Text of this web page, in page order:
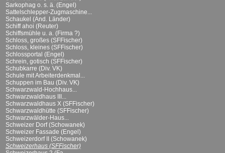
Sarkophag o. s. ä. (Engel)
Sattelschlepper-Zugmaschine...
Schaukel (And. Länder)
Schiff ahoi (Reuter)
Schiffsmühle u. a. (Firma ?)
Schloss, großes (SFFischer)
Schloss, kleines (SFFischer)
Schlossportal (Engel)
Schrein, gotisch (SFFischer)
Schubkarre (Div. VK)
Schule mit Arbeiterdenkmal...
Schuppen im Bau (Div. VK)
Schwarzwald-Hochhaus...
Schwarzwaldhaus III...
Schwarzwaldhaus X (SFFischer)
Schwarzwaldhütte (SFFischer)
Schwarzwälder-Haus...
Schweizer Dorf (Schowanek)
Schweizer Fassade (Engel)
Schweizerdorf II (Schowanek)
Schweizerhaus (SFFischer)